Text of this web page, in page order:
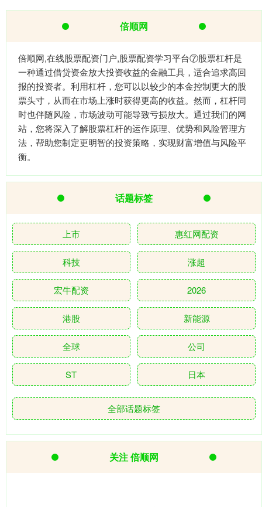
倍顺网
倍顺网,在线股票配资门户,股票配资学习平台⑦股票杠杆是
一种通过借贷资金放大投资收益的金融工具，适合追求高回
报的投资者。利用杠杆，您可以以较少的本金控制更大的股
票头寸，从而在市场上涨时获得更高的收益。然而，杠杆同
时也伴随风险，市场波动可能导致亏损放大。通过我们的网
站，您将深入了解股票杠杆的运作原理、优势和风险管理方
法，帮助您制定更明智的投资策略，实现财富增值与风险平
衡。
话题标签
上市 惠红网配资
科技 涨超
宏牛配资 2026
港股 新能源
全球 公司
ST 日本
全部话题标签
关注 倍顺网